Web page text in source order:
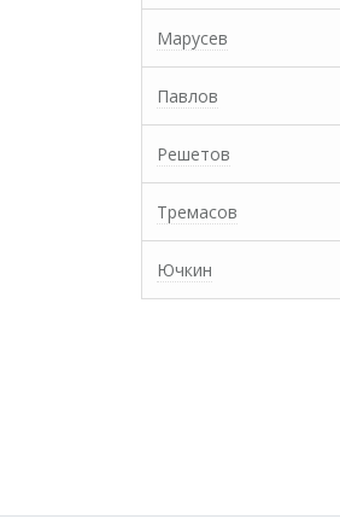
Марусев
Павлов
Решетов
Тремасов
Ючкин